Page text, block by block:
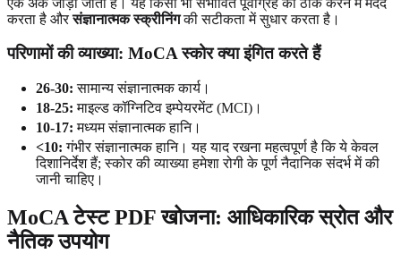
करता है औरसंज्ञानात्मक स्क्रीनिंगकी सटीकता में सुधार करता है।
परिणामों की व्याख्या: MoCA स्कोर क्या इंगित करते हैं
26-30: सामान्य संज्ञानात्मक कार्य।
18-25: माइल्ड कॉग्निटिव इम्पेयरमेंट (MCI)।
10-17: मध्यम संज्ञानात्मक हानि।
<10: गंभीर संज्ञानात्मक हानि। यह याद रखना महत्वपूर्ण है कि ये केवल
दिशानिर्देश हैं; स्कोर की व्याख्या हमेशा रोगी के पूर्ण नैदानिक ​​संदर्भ में की
जानी चाहिए।
MoCA टेस्ट PDF खोजना: आधिकारिक स्रोत और
नैतिक उपयोग